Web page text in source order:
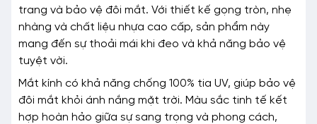
trang và bảo vệ đôi mắt. Với thiết kế gọng tròn, nhẹ
nhàng và chất liệu nhựa cao cấp, sản phẩm này
mang đến sự thoải mái khi đeo và khả năng bảo vệ
tuyệt vời.
Mắt kính có khả năng chống 100% tia UV, giúp bảo vệ
đôi mắt khỏi ánh nắng mặt trời. Màu sắc tinh tế kết
hợp hoàn hảo giữa sự sang trọng và phong cách,